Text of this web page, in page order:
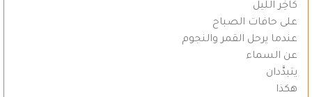
كآخِر الليل
على حافات الصباح
عندما يرحل القمر والنجوم
عن السماء
يتبدَّدان
هكذا